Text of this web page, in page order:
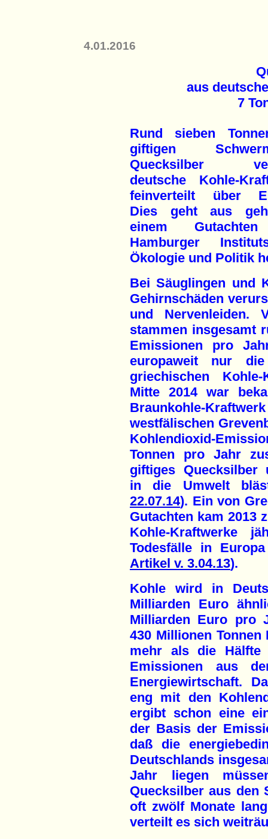
4.01.2016
aus
7
Rund sieben
giftigen
Quecksilber
deutsche Kohle-
feinverteilt über
Dies geht aus
einem
Hamburger
Ökologie und Politik
Bei Säuglingen und
Gehirnschäden
und Nervenleiden.
stammen insgesamt
Emissionen pro
europaweit nur
griechischen
Mitte 2014 war
Braunkohle-
westfälischen
Kohlendioxid-
Tonnen pro Jahr
giftiges Quecksilber
in die Umwelt
22.07.14). Ein von
Gutachten kam 2013
Kohle-Kraftwerke
Todesfälle in
Artikel v. 3.04.13).
Kohle wird in
Milliarden Euro
Milliarden Euro pro
430 Millionen
mehr als die Hälfte
Emissionen aus
Energiewirtschaft.
eng mit den
ergibt schon eine
der Basis der
daß die
Deutschlands
Jahr liegen
Quecksilber aus den
oft zwölf Monate
verteilt es sich